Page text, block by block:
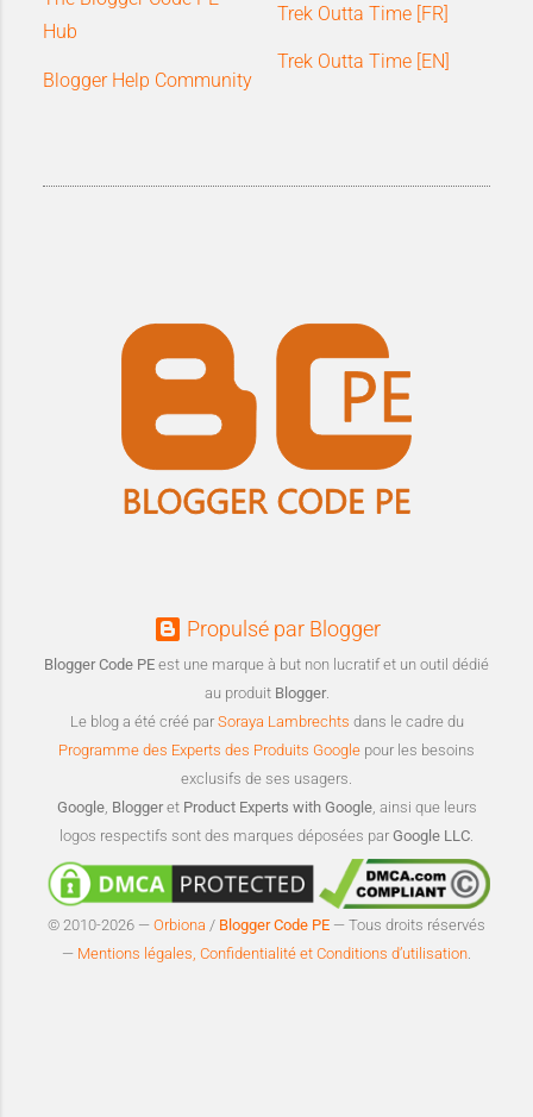
Hub
Blogger Help Community
Trek Outta Time [FR]
Trek Outta Time [EN]
Propulsé par Blogger
Blogger Code PE est une marque à but non lucratif et un outil dédié
au produit Blogger.
Le blog a été créé par Soraya Lambrechts dans le cadre du
Programme des Experts des Produits Google pour les besoins
exclusifs de ses usagers.
Google, Bloggeret Product Experts with Google, ainsi que leurs
logos respectifs sont des marques déposées par Google LLC.
© 2010-2026 — Orbiona / Blogger Code PE — Tous droits réservés
— Mentions légales, Confidentialité et Conditions d’utilisation.